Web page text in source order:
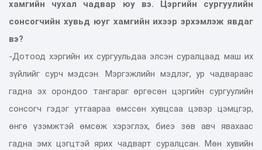
хамгийн чухал чадвар юу вэ. Цэргийн сургуулийн
сонсогчийн хувьд юуг хамгийн ихээр эрхэмлэж явдаг
вэ?
-Дотоод хэргийн их сургуульдаа элсэн суралцаад маш их
зүйлийг сурч мэдсэн. Мэргэжлийн мэдлэг, ур чадвараас
гадна эх орондоо тангараг өргөсөн цэргийн сургуулийн
сонсогч гэдэг утгаараа өмссөн хувцсаа цэвэр цэмцгэр,
өнгө үзэмжтэй өмсөж хэрэглэх, биеэ зөв авч явахаас
гадна эмх цэгцтэй ярих чадварт суралцсан. Мөн хувийн